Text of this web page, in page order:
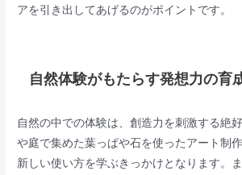
アを引き出してあげるのがポイントです。
自然体験がもたらす発想力の育
自然の中での体験は、創造力を刺激する絶
や庭で集めた葉っぱや石を使ったアート制
新しい使い方を学ぶきっかけとなります。